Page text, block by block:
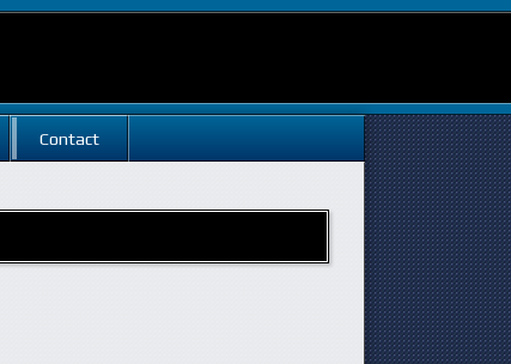
Contact